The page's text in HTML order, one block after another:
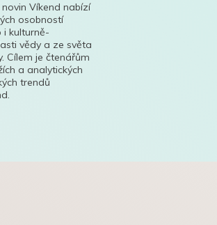
Víkend nabízí
osobností
i kulturně-
vědy a ze světa
Cílem je čtenářům
a analytických
trendů